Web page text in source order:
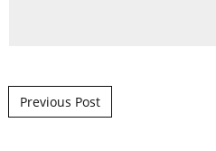
Post navigation
Previous Post